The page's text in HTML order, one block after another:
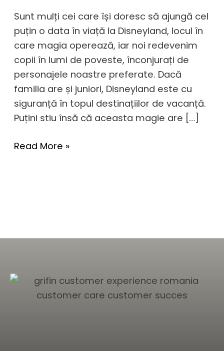
Sunt mulți cei care își doresc să ajungă cel
puțin o data în viață la Disneyland, locul în
care magia operează, iar noi redevenim
copii în lumi de poveste, înconjurați de
personajele noastre preferate. Dacă
familia are și juniori, Disneyland este cu
siguranță în topul destinațiilor de vacanță.
Puțini stiu însă că aceasta magie are […]
Read More »